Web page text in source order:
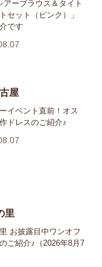
アーブラウス＆タイト
セット（ピンク）」
です
屋
イベント直前！オス
ドレスのご紹介♪
里
お披露目中ワンオフ
ご紹介♪（2026年8月7